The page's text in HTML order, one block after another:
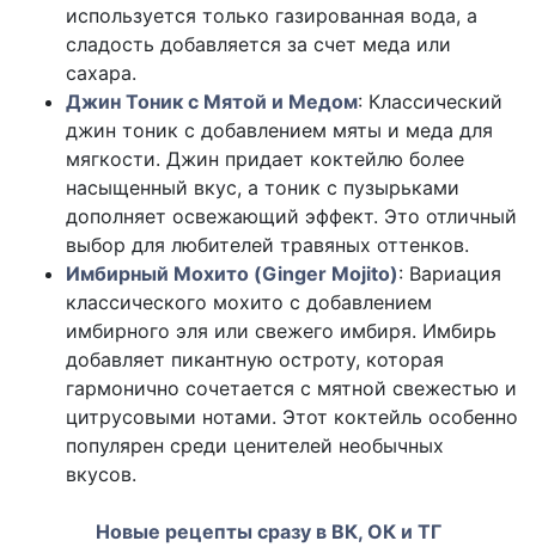
используется только газированная вода, а
сладость добавляется за счет меда или
сахара.
Джин Тоник с Мятой и Медом: Классический
джин тоник с добавлением мяты и меда для
мягкости. Джин придает коктейлю более
насыщенный вкус, а тоник с пузырьками
дополняет освежающий эффект. Это отличный
выбор для любителей травяных оттенков.
Имбирный Мохито (Ginger Mojito): Вариация
классического мохито с добавлением
имбирного эля или свежего имбиря. Имбирь
добавляет пикантную остроту, которая
гармонично сочетается с мятной свежестью и
цитрусовыми нотами. Этот коктейль особенно
популярен среди ценителей необычных
вкусов.
Новые рецепты сразу в ВК, ОК и ТГ